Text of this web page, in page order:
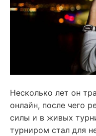
Несколько лет он
онлайн, после чего
силы и в живых
турниром стал для